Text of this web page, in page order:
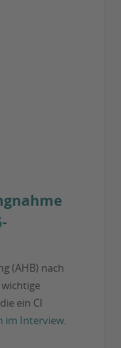
(AHB) nach
ein CI
im Interview